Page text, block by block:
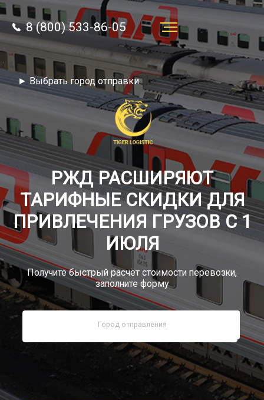
8 (800) 533-86-05
Звонок по России бесплатный
autotransport24@yandex.ru
Заказать звонок
Услуги
Преимущества
О компании
Направления
Тарифы
Отзывы
Статьи
Документы
Контакты
► Выбрать город отправки
8 (800) 533-86-05
РЖД РАСШИРЯЮТ
ТАРИФНЫЕ СКИДКИ ДЛЯ
ПРИВЛЕЧЕНИЯ ГРУЗОВ С 1
ИЮЛЯ
Получите быстрый расчёт стоимости перевозки,
заполните форму